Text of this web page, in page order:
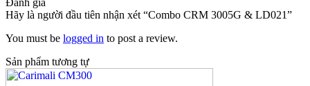
Hãy là người đầu tiên nhận xét “Combo CRM 3005G & LD021”
You must be logged in to post a review.
Sản phẩm tương tự